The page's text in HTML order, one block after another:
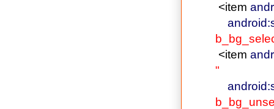
<item
<item
"